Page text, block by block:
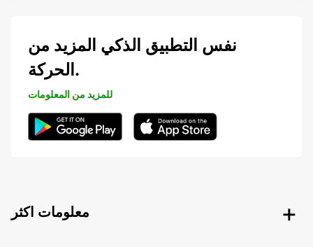
نفس التطبيق الذكي المزيد من
الحركة.
للمزيد من المعلومات
معلومات اكثر